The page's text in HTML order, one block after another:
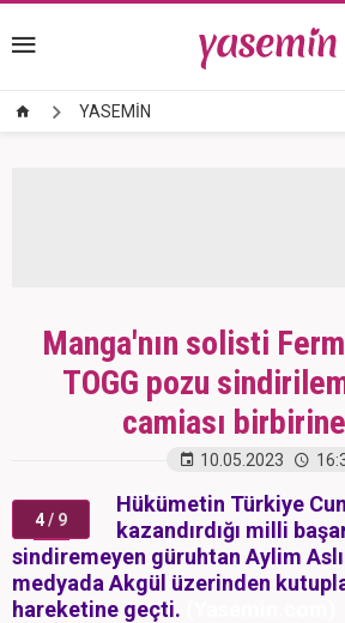
YASEMİN
Manga'nın solisti
TOGG pozu
camiası
10.05.2023
4/ 9
Hükümetin Türkiye
kazandırdığı milli
sindiremeyen güruhtan Aylim
medyada Akgül üzerinden
hareketine geçti.